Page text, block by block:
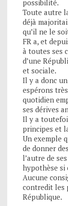
possibilité.
Toute autre
déjà
qu’il ne le
FR a, et
à toutes ses
d’une
et sociale.
Il y a donc
espérons
quotidien
ses dérives
Il y a
principes et
Un exemple
de donner
l’autre de
hypothèse si
Aucune
contredit les
République.